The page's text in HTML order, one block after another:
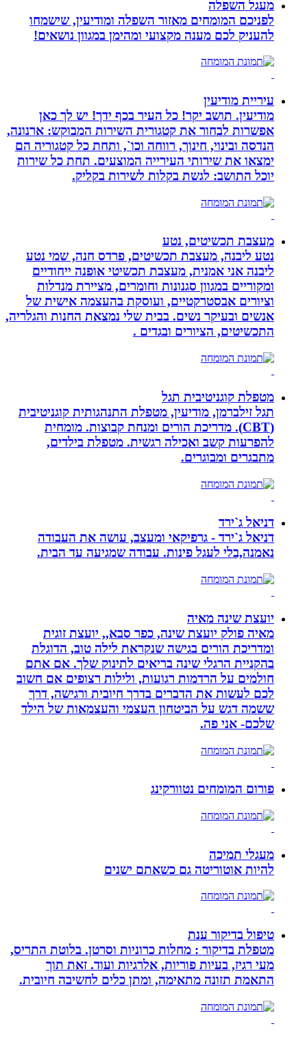
מעגל השפלה
לפניכם המומחים מאזור השפלה ומודיעין, שישמחו
להעניק לכם מענה מקצועי ומהימן במגוון נושאים!
עיריית מודיעין
מודיעין. תושב יקר! כל העיר בכף ידך! יש לך כאן
אפשרות לבחור את קטגורית השירות המבוקש: ארנונה,
הנדסה ובינוי, חינוך, רווחה וכו`, ותחת כל קטגוריה הם
ימצאו את שירותי העירייה המוצעים. תחת כל שירות
יוכל התושב: לגשת בקלות לשירות בקליק.
מעצבת תכשיטים, נטע
נטע ליבנה, מעצבת תכשיטים, פרדס חנה, שמי נטע
ליבנה אני אמנית, מעצבת תכשיטי אופנה ייחודיים
ומקוריים במגוון סגנונות וחומרים, מציירת מנדלות
וציורים אבסטרקטיים, ועוסקת בהעצמה אישית של
אנשים ובעיקר נשים. בבית שלי נמצאת החנות והגלריה,
התכשיטים, הציורים ובגדים .
מטפלת קוגניטיבית תגל
תגל זילברמן, מודיעין, מטפלת התנהגותית קוגניטיבית
(CBT). מדריכת הורים ומנחת קבוצות. מומחית
להפרעות קשב ואכילה רגשית. מטפלת בילדים,
מתבגרים ומבוגרים.
דניאל ג`ירד
דניאל ג`ירד - גרפיקאי ומעצב, עושה את העבודה
נאמנה,בלי לעגל פינות. עבודה שמגיעה עד הבית.
יועצת שינה מאיה
מאיה פולק יועצת שינה, כפר סבא,, יועצת זוגית
ומדריכת הורים בגישה שנקראת לילה טוב, הדוגלת
בהקניית הרגלי שינה בריאים לתינוק שלך. אם אתם
חולמים על הרדמות רגועות, ולילות רצופים אם חשוב
לכם לעשות את הדברים בדרך חיובית ורגישה, דרך
ששמה דגש על הביטחון העצמי והעצמאות של הילד
שלכם- אני פה.
פורום המומחים נטוורקינג
מעגלי תמיכה
להיות אוטוריטה גם כשאתם ישנים
טיפול בדיקור ענת
מטפלת בדיקור : מחלות כרוניות וסרטן. בלוטת התריס,
מעי רגיז, בעיות פוריות, אלרגיות ועוד. זאת תוך
התאמת תזונה מתאימה, ומתן כלים לחשיבה חיובית.